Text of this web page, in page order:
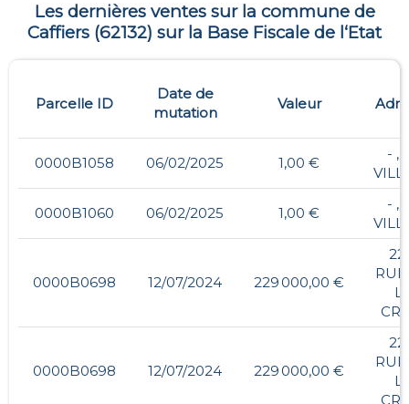
Les dernières ventes sur la commune de
Caffiers (62132) sur la Base Fiscale de l‘Etat
Parcelle ID
Date de
mutation
Valeur
0000B1058 06/02/2025 1,00 €
- ,
0000B1060 06/02/2025 1,00 €
- ,
0000B0698 12/07/2024 229 000,00 €
0000B0698 12/07/2024 229 000,00 €